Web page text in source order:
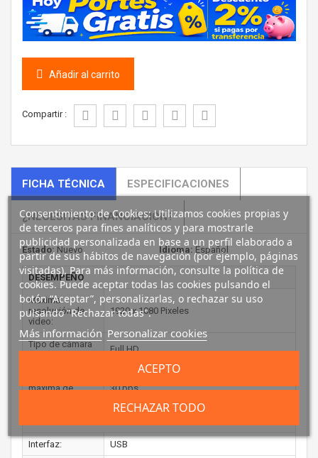
Añadir al carrito
Compartir :
FICHA TÉCNICA ESPECIFICACIONES
¿NECESITAS FINANCIACIÓN?
Estado: Nuevo Idioma: Español
DESEMPEÑO
Máxima
resolución de
video:
1920 x 1080 Pixeles
Tipo de cámara
Full HD
máxima de
30 pps
Interfaz: USB
Consentimiento de Cookies: Utilizamos cookies propias y
de terceros para fines analíticos y para mostrarle
publicidad personalizada en base a un perfil elaborado a
partir de sus hábitos de navegación (por ejemplo, páginas
visitadas). Para más información, consulte la política de
cookies. Puede aceptar todas las cookies pulsando el
botón “Aceptar”, personalizarlas, o rechazar su uso
pulsando "Rechazar todas".
Más información Personalizar cookies
RECHAZAR TODO
ACEPTO